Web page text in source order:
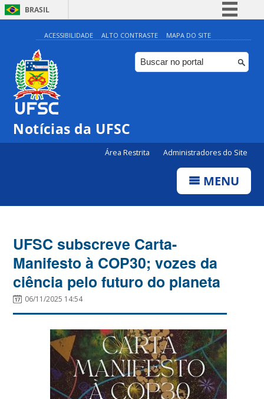
BRASIL
Simplifique!
Comunica BR
Participe
ACESSIBILIDADE ALTO CONTRASTE MAPA DO SITE
Notícias da UFSC
Área Restrita Administradores do Site
MENU
UFSC subscreve Carta-
Manifesto à COP30; vozes da
ciência pelo futuro do planeta
06/11/2025 14:54